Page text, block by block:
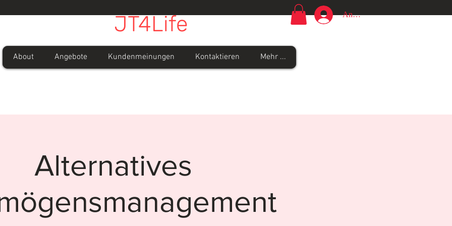
JT4Life Anmelden
About Angebote Kundenmeinungen Kontaktieren Mehr ...
Alternatives